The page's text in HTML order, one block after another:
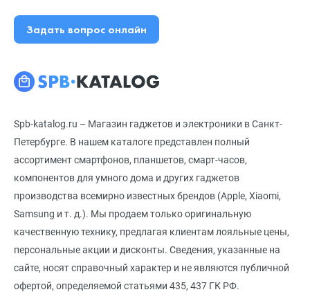
Spb-katalog.ru – Магазин гаджетов и электроники в Санкт-
Петербурге. В нашем каталоге представлен полный
ассортимент смартфонов, планшетов, смарт-часов,
компонентов для умного дома и других гаджетов
производства всемирно известных брендов (Apple, Xiaomi,
Samsung и т. д.). Мы продаем только оригинальную
качественную технику, предлагая клиентам лояльные цены,
персональные акции и дисконты. Сведения, указанные на
сайте, носят справочный характер и не являются публичной
офертой, определяемой статьями 435, 437 ГК РФ.
Задать вопрос онлайн